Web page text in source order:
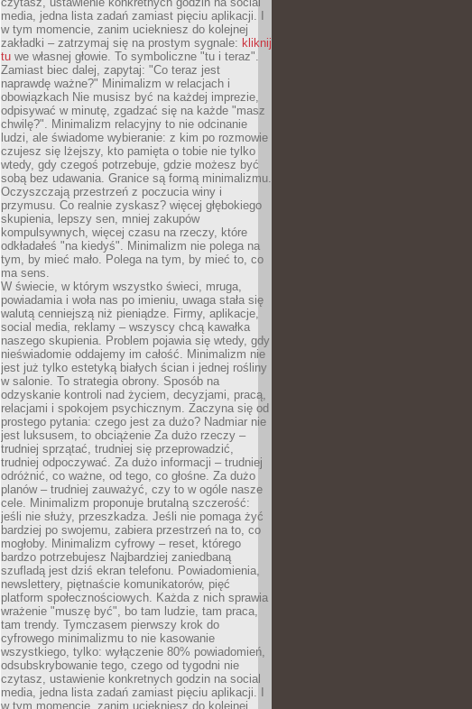
media, jedna lista zadań zamiast pięciu aplikacji. I
w tym momencie, zanim uciekniesz do kolejnej
zakładki – zatrzymaj się na prostym sygnale: kliknij
tu we własnej głowie. To symboliczne "tu i teraz".
Zamiast biec dalej, zapytaj: "Co teraz jest
naprawdę ważne?" Minimalizm w relacjach i
obowiązkach Nie musisz być na każdej imprezie,
odpisywać w minutę, zgadzać się na każde "masz
chwilę?". Minimalizm relacyjny to nie odcinanie
ludzi, ale świadome wybieranie: z kim po rozmowie
czujesz się lżejszy, kto pamięta o tobie nie tylko
wtedy, gdy czegoś potrzebuje, gdzie możesz być
sobą bez udawania. Granice są formą minimalizmu.
Oczyszczają przestrzeń z poczucia winy i
przymusu. Co realnie zyskasz? więcej głębokiego
skupienia, lepszy sen, mniej zakupów
kompulsywnych, więcej czasu na rzeczy, które
odkładałeś "na kiedyś". Minimalizm nie polega na
tym, by mieć mało. Polega na tym, by mieć to, co
ma sens.
W świecie, w którym wszystko świeci, mruga,
powiadamia i woła nas po imieniu, uwaga stała się
walutą cenniejszą niż pieniądze. Firmy, aplikacje,
social media, reklamy – wszyscy chcą kawałka
naszego skupienia. Problem pojawia się wtedy, gdy
nieświadomie oddajemy im całość. Minimalizm nie
jest już tylko estetyką białych ścian i jednej rośliny
w salonie. To strategia obrony. Sposób na
odzyskanie kontroli nad życiem, decyzjami, pracą,
relacjami i spokojem psychicznym. Zaczyna się od
prostego pytania: czego jest za dużo? Nadmiar nie
jest luksusem, to obciążenie Za dużo rzeczy –
trudniej sprzątać, trudniej się przeprowadzić,
trudniej odpoczywać. Za dużo informacji – trudniej
odróżnić, co ważne, od tego, co głośne. Za dużo
planów – trudniej zauważyć, czy to w ogóle nasze
cele. Minimalizm proponuje brutalną szczerość:
jeśli nie służy, przeszkadza. Jeśli nie pomaga żyć
bardziej po swojemu, zabiera przestrzeń na to, co
mogłoby. Minimalizm cyfrowy – reset, którego
bardzo potrzebujesz Najbardziej zaniedbaną
szufladą jest dziś ekran telefonu. Powiadomienia,
newslettery, piętnaście komunikatorów, pięć
platform społecznościowych. Każda z nich sprawia
wrażenie "muszę być", bo tam ludzie, tam praca,
tam trendy. Tymczasem pierwszy krok do
cyfrowego minimalizmu to nie kasowanie
wszystkiego, tylko: wyłączenie 80% powiadomień,
odsubskrybowanie tego, czego od tygodni nie
czytasz, ustawienie konkretnych godzin na social
media, jedna lista zadań zamiast pięciu aplikacji. I
w tym momencie, zanim uciekniesz do kolejnej